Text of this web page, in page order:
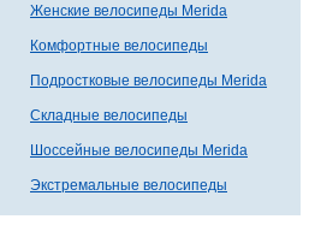
Женские велосипеды Merida
Комфортные велосипеды
Подростковые велосипеды Merida
Складные велосипеды
Шоссейные велосипеды Merida
Экстремальные велосипеды